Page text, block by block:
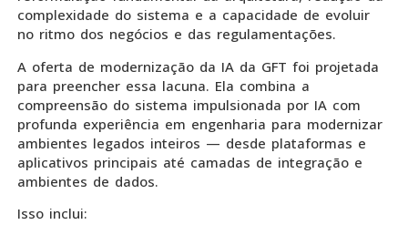
complexidade do sistema e a capacidade de evoluir
no ritmo dos negócios e das regulamentações.
A oferta de modernização da IA da GFT foi projetada
para preencher essa lacuna. Ela combina a
compreensão do sistema impulsionada por IA com
profunda experiência em engenharia para modernizar
ambientes legados inteiros — desde plataformas e
aplicativos principais até camadas de integração e
ambientes de dados.
Isso inclui: